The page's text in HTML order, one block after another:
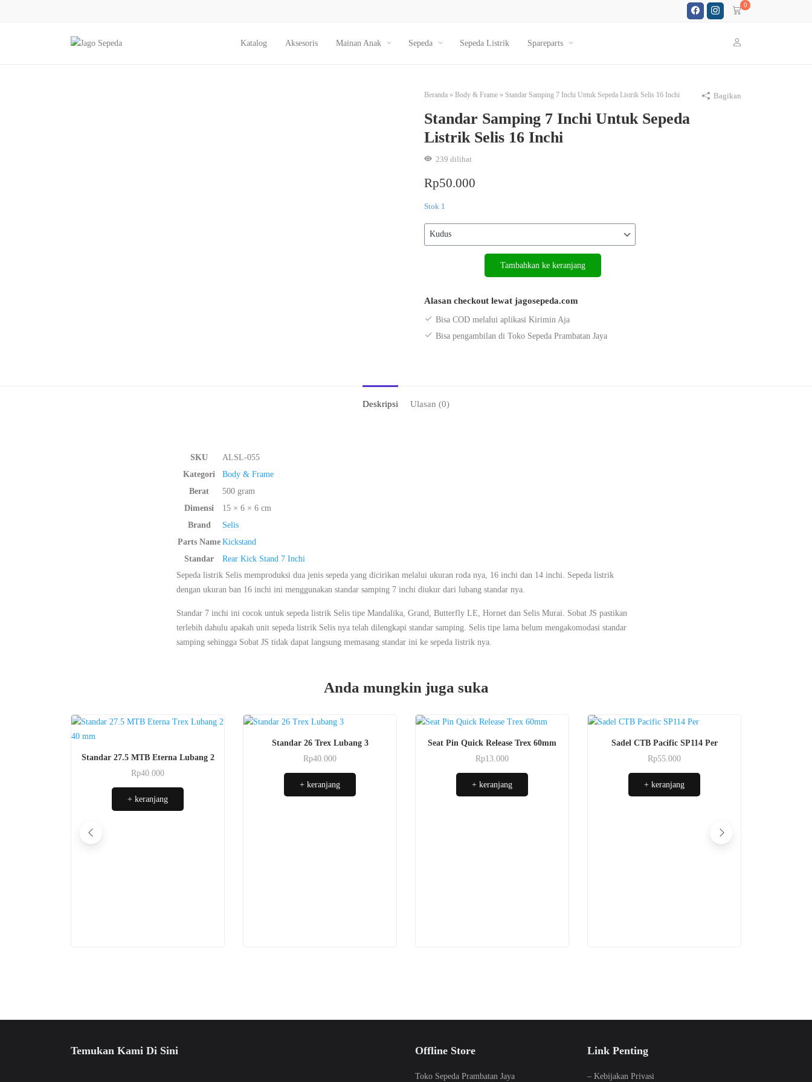
0
Katalog Aksesoris Mainan Anak Sepeda Sepeda Listrik Spareparts
Beranda » Body & Frame » Standar Samping 7 Inchi Untuk Sepeda Listrik Selis 16 Inchi
Standar Samping 7 Inchi Untuk Sepeda
Listrik Selis 16 Inchi
239 dilihat
Rp50.000
Stok 1
7
Inchi
Untuk
Inchi
Tambahkan ke keranjang
Alasan checkout lewat jagosepeda.com
Bisa COD melalui aplikasi Kirimin Aja
Bisa pengambilan di Toko Sepeda Prambatan Jaya
Bagikan
Deskripsi Ulasan (0)
SKU
ALSL-055
Kategori
Body & Frame
Berat
500 gram
Dimensi
15 × 6 × 6 cm
Brand
Selis
Parts Name Kickstand
Standar
Rear Kick Stand 7 Inchi
Sepeda listrik Selis memproduksi dua jenis sepeda yang dicirikan melalui ukuran roda nya, 16 inchi dan 14 inchi. Sepeda listrik
dengan ukuran ban 16 inchi ini menggunakan standar samping 7 inchi diukur dari lubang standar nya.
Standar 7 inchi ini cocok untuk sepeda listrik Selis tipe Mandalika, Grand, Butterfly LE, Hornet dan Selis Murai. Sobat JS pastikan
terlebih dahulu apakah unit sepeda listrik Selis nya telah dilengkapi standar samping. Selis tipe lama belum mengakomodasi standar
samping sehingga Sobat JS tidak dapat langsung memasang standar ini ke sepeda listrik nya.
Anda mungkin juga suka
Standar 27.5 MTB Eterna Lubang 2
Rp40.000
+ keranjang
Standar 26 Trex Lubang 3
Rp40.000
+ keranjang
Seat Pin Quick Release Trex 60mm
Rp13.000
+ keranjang
Sadel CTB Pacific SP114 Per
Rp55.000
+ keranjang
Temukan Kami Di Sini Offline Store
Toko Sepeda Prambatan Jaya
Link Penting
– Kebijakan Privasi